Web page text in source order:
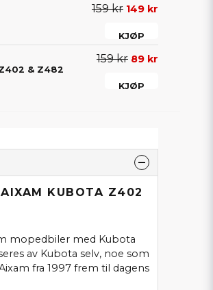
159 kr 149 kr
KJØP
& Z482
159 kr 89 kr
KJØP
KUBOTA Z402
mopedbiler med Kubota
av Kubota selv, noe som
fra 1997 frem til dagens